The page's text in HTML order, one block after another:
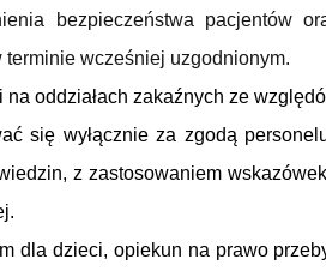
bezpieczeństwa pacjentów
terminie wcześniej uzgodnionym.
oddziałach zakaźnych ze
się wyłącznie za zgodą
z zastosowaniem
dla dzieci, opiekun na prawo